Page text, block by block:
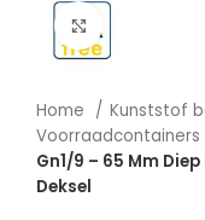
Home
Kunststof
Voorraadcontainers
Gn1/9 – 65 Mm
Deksel